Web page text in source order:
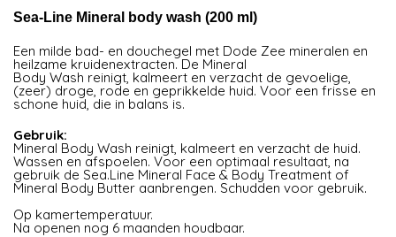
Sea-Line Mineral body wash (200 ml)
Een milde bad- en douchegel met Dode Zee mineralen en
heilzame kruidenextracten. De Mineral
Body Wash reinigt, kalmeert en verzacht de gevoelige,
(zeer) droge, rode en geprikkelde huid. Voor een frisse en
schone huid, die in balans is.
Gebruik:
Mineral Body Wash reinigt, kalmeert en verzacht de huid.
Wassen en afspoelen. Voor een optimaal resultaat, na
gebruik de Sea.Line Mineral Face & Body Treatment of
Mineral Body Butter aanbrengen. Schudden voor gebruik.
Op kamertemperatuur.
Na openen nog 6 maanden houdbaar.